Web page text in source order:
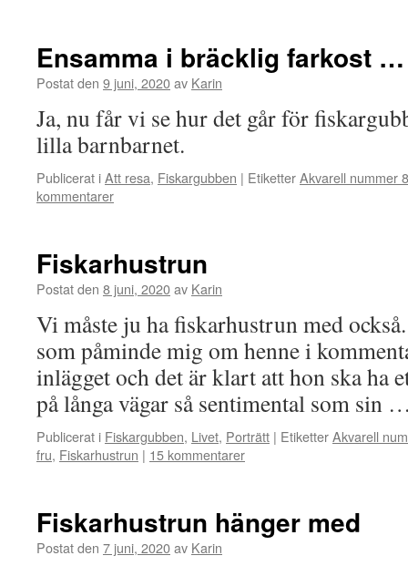
Ensamma i bräcklig farkost …
Postat den 9 juni, 2020av Karin
Ja, nu får vi se hur det går för
lilla barnbarnet.
Publicerat iAtt resa, Fiskargubben | EtiketterAkvarell nummer
kommentarer
Fiskarhustrun
Postat den 8 juni, 2020av Karin
Vi måste ju ha fiskarhustrun med
som påminde mig om henne i
inlägget och det är klart att hon ska ha
på långa vägar så sentimental som sin
Publicerat i Fiskargubben, Livet, Porträtt | EtiketterAkvarell
fru, Fiskarhustrun | 15 kommentarer
Fiskarhustrun hänger med
Postat den 7 juni, 2020av Karin